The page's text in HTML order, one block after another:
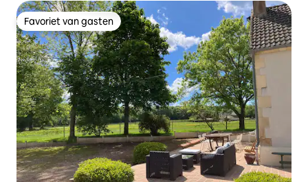
Favoriet van gasten
Favoriet van gasten